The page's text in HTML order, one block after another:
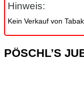
Hinweis:
Kein Verkauf von
PÖSCHL’S